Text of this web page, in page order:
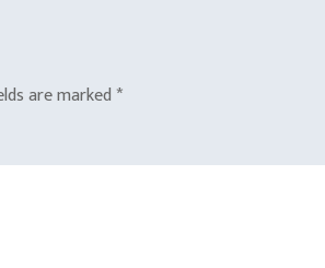
are marked *